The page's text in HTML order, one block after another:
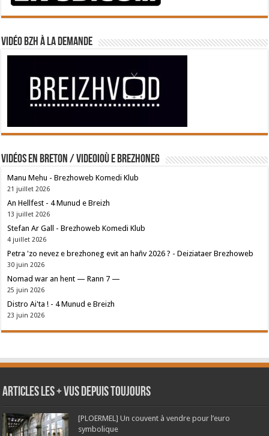
Vidéo BZH à la demande
Vidéos en breton / Videoioù e brezhoneg
Manu Mehu - Brezhoweb Komedi Klub
21 juillet 2026
An Hellfest - 4 Munud e Breizh
13 juillet 2026
Stefan Ar Gall - Brezhoweb Komedi Klub
4 juillet 2026
Petra 'zo nevez e brezhoneg evit an hañv 2026 ? - Deiziataer Brezhoweb
30 juin 2026
Nomad war an hent — Rann 7 —
25 juin 2026
Distro Ai'ta ! - 4 Munud e Breizh
23 juin 2026
Articles les + vus depuis toujours
[PLOERMEL] Un couvent à vendre pour l’euro
symbolique